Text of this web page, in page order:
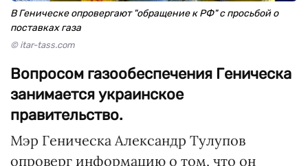
В Геническе опровергают "обращение к РФ" с просьбой о
поставках газа
© itar-tass.com
Вопросом газообеспечения Геническа
занимается украинское
правительство.
Мэр Геническа Александр Тулупов
опроверг информацию о том, что он